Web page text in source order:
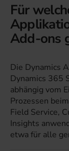
Für
Add-ons
Die Dynamics
Dynamics 365
abhängig vom
Prozessen
Field Service,
Insights
etwa für alle